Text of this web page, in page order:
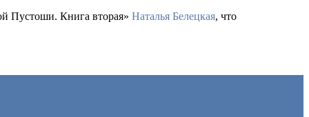
Пустоши. Книга вторая» Наталья Белецкая, что